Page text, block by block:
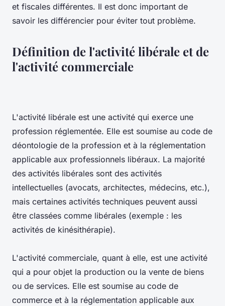
et fiscales différentes. Il est donc important de
savoir les différencier pour éviter tout problème.
Définition de l'activité libérale et de
l'activité commerciale
L'activité libérale est une activité qui exerce une
profession réglementée. Elle est soumise au code de
déontologie de la profession et à la réglementation
applicable aux professionnels libéraux. La majorité
des activités libérales sont des activités
intellectuelles (avocats, architectes, médecins, etc.),
mais certaines activités techniques peuvent aussi
être classées comme libérales (exemple : les
activités de kinésithérapie).
L'activité commerciale, quant à elle, est une activité
qui a pour objet la production ou la vente de biens
ou de services. Elle est soumise au code de
commerce et à la réglementation applicable aux